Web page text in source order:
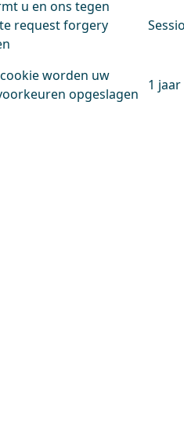
u en ons tegen
request forgery
worden uw
opgeslagen
1 jaar